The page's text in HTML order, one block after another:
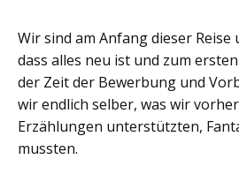
Wir sind am Anfang dieser Reise
dass alles neu ist und zum
der Zeit der Bewerbung und
wir endlich selber, was wir
Erzählungen unterstützten,
mussten.